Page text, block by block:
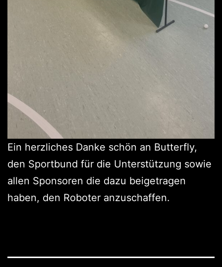
Ein herzliches Danke schön an Butterfly,
den Sportbund für die Unterstützung sowie
allen Sponsoren die dazu beigetragen
haben, den Roboter anzuschaffen.